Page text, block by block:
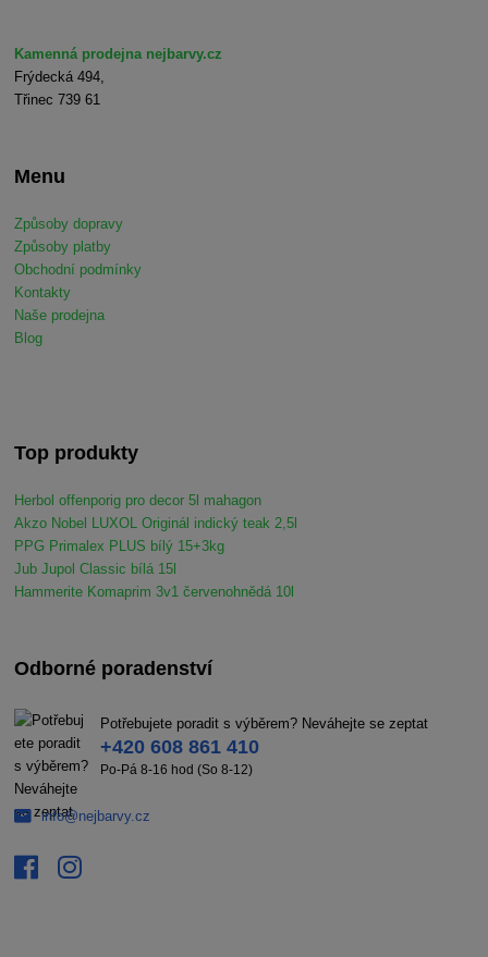
Kamenná prodejna nejbarvy.cz
Frýdecká 494,
Třinec 739 61
Menu
Způsoby dopravy
Způsoby platby
Obchodní podmínky
Kontakty
Naše prodejna
Blog
Top produkty
Herbol offenporig pro decor 5l mahagon
Akzo Nobel LUXOL Originál indický teak 2,5l
PPG Primalex PLUS bílý 15+3kg
Jub Jupol Classic bílá 15l
Hammerite Komaprim 3v1 červenohnědá 10l
Odborné poradenství
Potřebujete poradit s výběrem? Neváhejte se zeptat
+420 608 861 410
Po-Pá 8-16 hod (So 8-12)
info@nejbarvy.cz